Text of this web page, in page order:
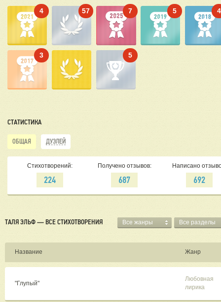
4 57 7 5 4
3 5
СТАТИСТИКА
ОБЩАЯ ДУЭЛЕЙ
Стихотворений:
224
Получено отзывов:
687
Написано
692
ТАЛЯ ЭЛЬФ — ВСЕ СТИХОТВОРЕНИЯ Все жанры Все разделы
Название Жанр
"Глупый"
Любовная
лирика